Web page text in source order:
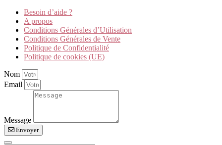
Besoin d’aide ?
A propos
Conditions Générales d’Utilisation
Conditions Générales de Vente
Politique de Confidentialité
Politique de cookies (UE)
Nom
Email
Message
Envoyer